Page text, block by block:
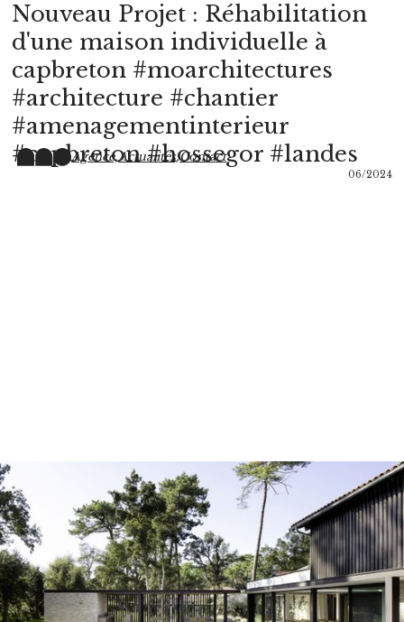
Nouveau Projet : Réhabilitation
d'une maison individuelle à
capbreton #moarchitectures
#architecture #chantier
#amenagementinterieur
#capbreton #hossegor #landes
06/2024
Agence,Actualités,Contact